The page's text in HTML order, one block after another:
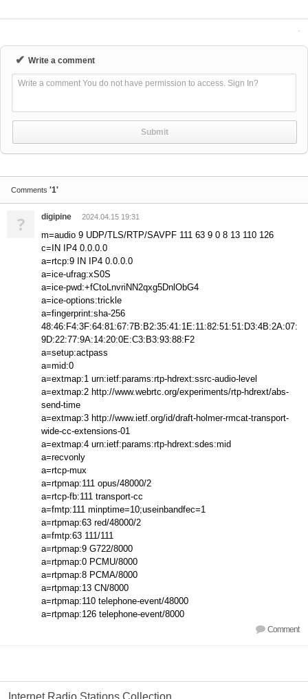
✔ Write a comment
Write a comment You do not have permission to access. Sign In?
Comments '1'
? digipine 2024.04.15 19:31
m=audio 9 UDP/TLS/RTP/SAVPF 111 63 9 0 8 13 110 126
c=IN IP4 0.0.0.0
a=rtcp:9 IN IP4 0.0.0.0
a=ice-ufrag:xS0S
a=ice-pwd:+fCtoLnvriNN2qxg5DnlObG4
a=ice-options:trickle
a=fingerprint:sha-256
48:46:F4:3F:64:81:67:7B:B2:35:41:1E:11:82:51:51:D3:4B:2A:07:
9D:22:77:9A:14:20:0E:C3:B3:93:88:F2
a=setup:actpass
a=mid:0
a=extmap:1 urn:ietf:params:rtp-hdrext:ssrc-audio-level
a=extmap:2 http://www.webrtc.org/experiments/rtp-hdrext/abs-
send-time
a=extmap:3 http://www.ietf.org/id/draft-holmer-rmcat-transport-
wide-cc-extensions-01
a=extmap:4 urn:ietf:params:rtp-hdrext:sdes:mid
a=recvonly
a=rtcp-mux
a=rtpmap:111 opus/48000/2
a=rtcp-fb:111 transport-cc
a=fmtp:111 minptime=10;useinbandfec=1
a=rtpmap:63 red/48000/2
a=fmtp:63 111/111
a=rtpmap:9 G722/8000
a=rtpmap:0 PCMU/8000
a=rtpmap:8 PCMA/8000
a=rtpmap:13 CN/8000
a=rtpmap:110 telephone-event/48000
a=rtpmap:126 telephone-event/8000
Comment
Internet Radio Stations Collection